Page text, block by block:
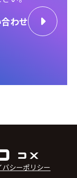
わせ
バシーポリシー